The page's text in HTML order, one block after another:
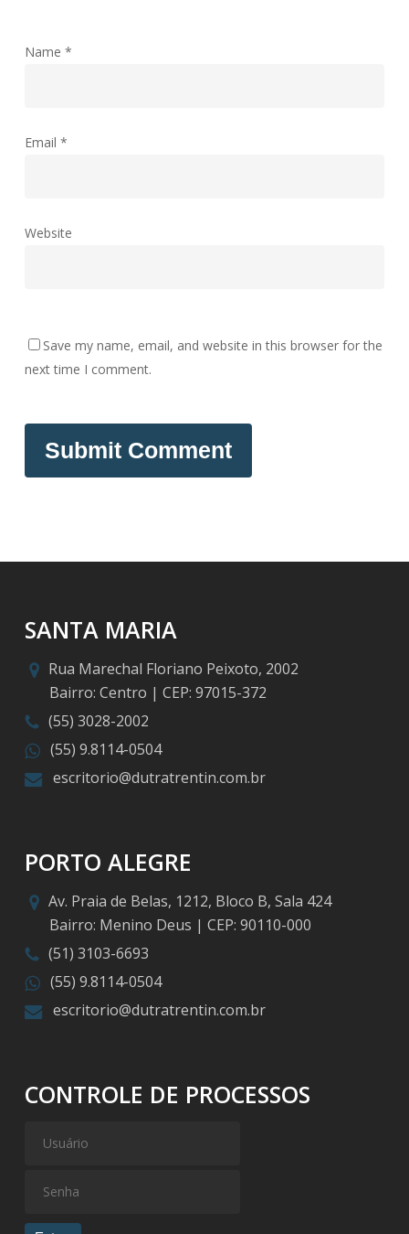
Name *
Email *
Website
Save my name, email, and website in this browser for the
next time I comment.
SANTA MARIA
Rua Marechal Floriano Peixoto, 2002
Bairro: Centro | CEP: 97015-372
(55) 3028-2002
(55) 9.8114-0504
escritorio@dutratrentin.com.br
PORTO ALEGRE
Av. Praia de Belas, 1212, Bloco B, Sala 424
Bairro: Menino Deus | CEP: 90110-000
(51) 3103-6693
(55) 9.8114-0504
escritorio@dutratrentin.com.br
CONTROLE DE PROCESSOS